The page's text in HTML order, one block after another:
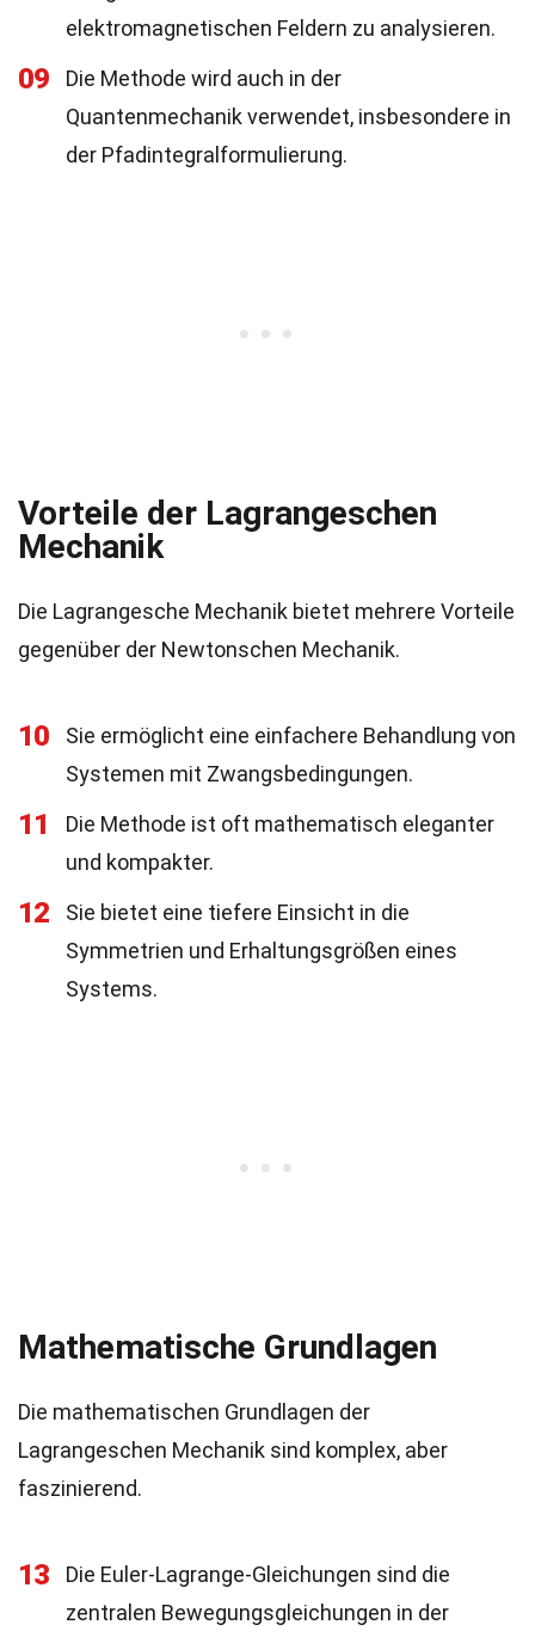
elektromagnetischen Feldern zu analysieren.
09
Die Methode wird auch in der
Quantenmechanik verwendet, insbesondere in
der Pfadintegralformulierung.
Vorteile der Lagrangeschen
Mechanik
Die Lagrangesche Mechanik bietet mehrere Vorteile
gegenüber der Newtonschen Mechanik.
10
Sie ermöglicht eine einfachere Behandlung von
Systemen mit Zwangsbedingungen.
11
Die Methode ist oft mathematisch eleganter
und kompakter.
12
Sie bietet eine tiefere Einsicht in die
Symmetrien und Erhaltungsgrößen eines
Systems.
Mathematische Grundlagen
Die mathematischen Grundlagen der
Lagrangeschen Mechanik sind komplex, aber
faszinierend.
13
Die Euler-Lagrange-Gleichungen sind die
zentralen Bewegungsgleichungen in der